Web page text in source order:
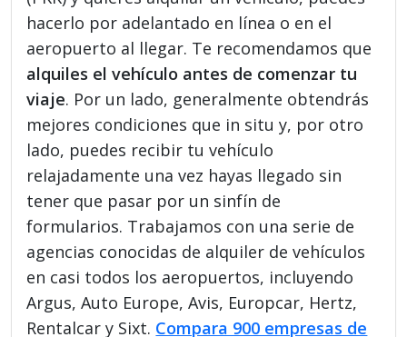
hacerlo por adelantado en línea o en el
aeropuerto al llegar. Te recomendamos que
alquiles el vehículo antes de comenzar tu
viaje. Por un lado, generalmente obtendrás
mejores condiciones que in situ y, por otro
lado, puedes recibir tu vehículo
relajadamente una vez hayas llegado sin
tener que pasar por un sinfín de
formularios. Trabajamos con una serie de
agencias conocidas de alquiler de vehículos
en casi todos los aeropuertos, incluyendo
Argus, Auto Europe, Avis, Europcar, Hertz,
Rentalcar y Sixt. Compara 900 empresas de